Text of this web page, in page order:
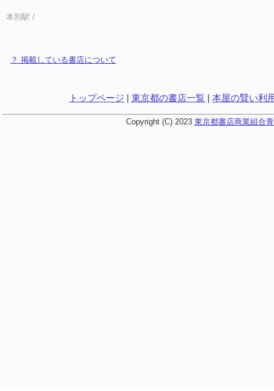
本別駅 /
？ 掲載している書店について
トップページ | 東京都の書店一覧 | 本屋の賢い利
Copyright (C) 2023 東京都書店商業組合